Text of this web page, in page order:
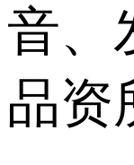
音、
品资